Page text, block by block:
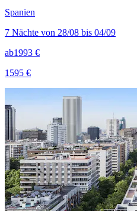
Spanien
7 Nächte von 28/08 bis 04/09
ab1993 €
1595 €